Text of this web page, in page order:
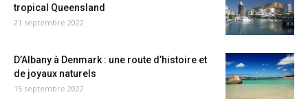
tropical Queensland
21 septembre 2022
D’Albany à Denmark : une route d’histoire et
de joyaux naturels
15 septembre 2022